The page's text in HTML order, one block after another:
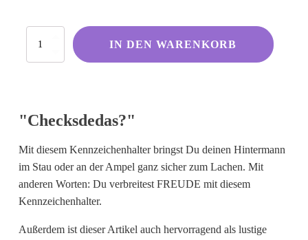
Kölsche Sprüche
Hessisch gebabbelt
Englisch
I Love...
Ich komme aus und bin...
Fußball
IN DEN WARENKORB
"Checksdedas?"
Mit diesem Kennzeichenhalter bringst Du deinen Hintermann
im Stau oder an der Ampel ganz sicher zum Lachen. Mit
anderen Worten: Du verbreitest FREUDE mit diesem
Kennzeichenhalter.
Außerdem ist dieser Artikel auch hervorragend als lustige